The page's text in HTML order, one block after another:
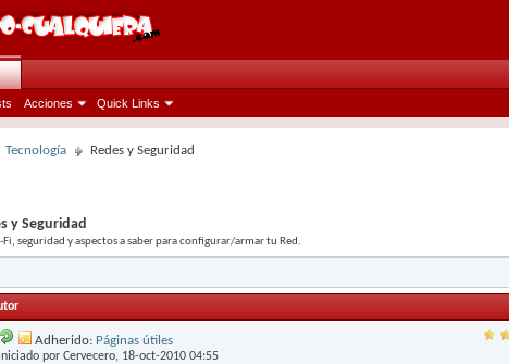
Acciones Quick Links
Tecnología Redes y Seguridad
y Seguridad
Fi, seguridad y aspectos a saber para configurar/armar tu Red.
Adherido: Páginas útiles
Iniciado por Cervecero, 18-oct-2010 04:55